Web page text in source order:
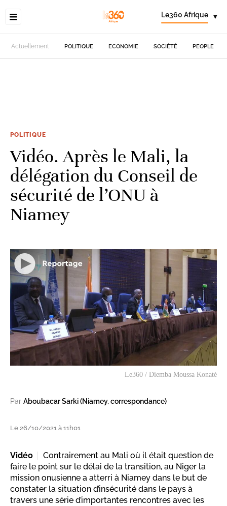
Le360 Afrique ▾
Actuellement POLITIQUE ECONOMIE SOCIÉTÉ PEOPLE
POLITIQUE
Vidéo. Après le Mali, la
délégation du Conseil de
sécurité de l’ONU à
Niamey
Le360 / Diemba Moussa Konaté
Par Aboubacar Sarki (Niamey, correspondance)
Le 26/10/2021 à 11h01
Vidéo
Contrairement au Mali où il était question de
faire le point sur le délai de la transition, au Niger la
mission onusienne a atterri à Niamey dans le but de
constater la situation d’insécurité dans le pays à
travers une série d’importantes rencontres avec les